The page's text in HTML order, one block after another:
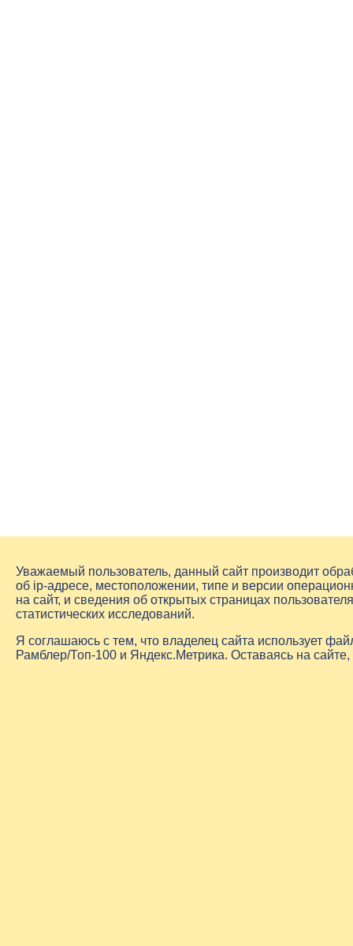
Уважаемый пользователь, данный сайт производит
об ip-адресе, местоположении, типе и версии
на сайт, и сведения об открытых страницах
статистических исследований.
Я соглашаюсь с тем, что владелец сайта использует
Рамблер/Топ-100 и Яндекс.Метрика. Оставаясь на